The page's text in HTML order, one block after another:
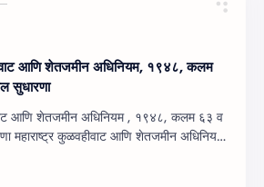
आणि शेतजमीन अधिनियम, १९४८, कलम
सुधारणा